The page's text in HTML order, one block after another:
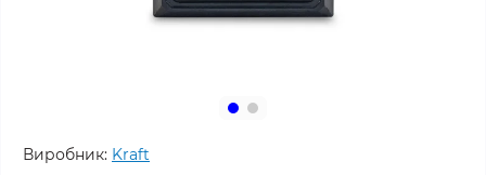
Виробник: Kraft